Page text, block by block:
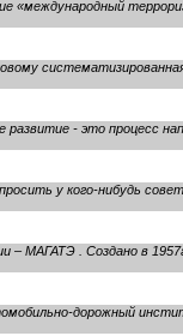
- это процесс
у кого-нибудь
МАГАТЭ . Создано в
дорожный